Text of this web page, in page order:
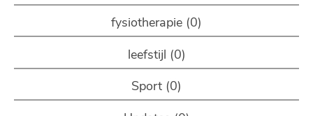
fysiotherapie (0)
leefstijl (0)
Sport (0)